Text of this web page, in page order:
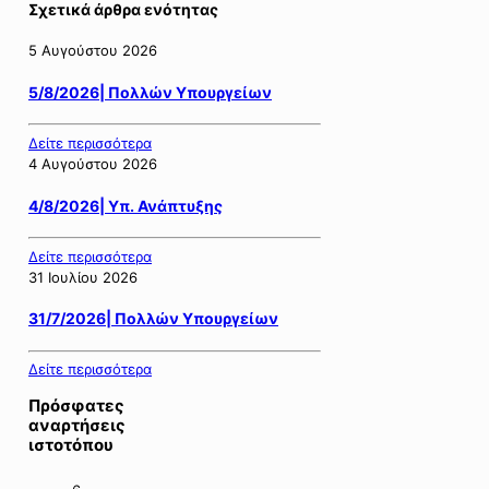
Σχετικά άρθρα ενότητας
5 Αυγούστου 2026
5/8/2026| Πολλών Υπουργείων
Δείτε περισσότερα
4 Αυγούστου 2026
4/8/2026| Υπ. Ανάπτυξης
Δείτε περισσότερα
31 Ιουλίου 2026
31/7/2026| Πολλών Υπουργείων
Δείτε περισσότερα
Πρόσφατες
αναρτήσεις
ιστοτόπου